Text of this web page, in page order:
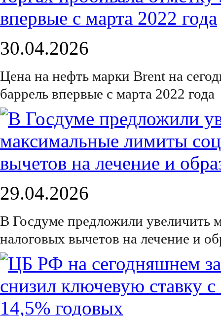
30.04.2026
Цена на нефть марки Brent на
баррель впервые с марта 2022 года
29.04.2026
В Госдуме предложили увеличить
налоговых вычетов на лечение и